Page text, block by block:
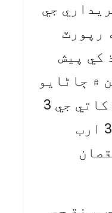
جي
رپورٽ
کي پيش
۾ ڄاڻايو
ويو آهي ته خوراڪ کاتي جي 3
آفيسرن خزاني کي 3 ارب